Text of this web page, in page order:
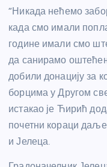
“Никада нећемо
када смо имали
године имали смо
да санирамо
добили донацију за
борцима у Другом
истакао је Ћирић
почетни кораци
и Јелеца.